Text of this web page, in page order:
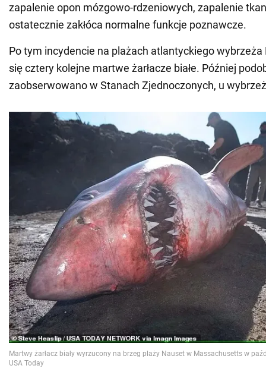
zapalenie opon mózgowo-rdzeniowych, zapalenie
ostatecznie zakłóca normalne funkcje poznawcze.
Po tym incydencie na plażach atlantyckiego wybrzeża
się cztery kolejne martwe żarłacze białe. Później
zaobserwowano w Stanach Zjednoczonych, u